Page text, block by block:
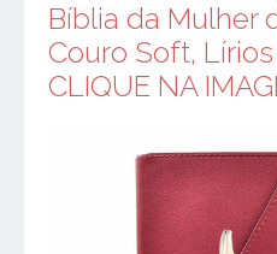
Bíblia da Mulher
Couro Soft,
CLIQUE NA